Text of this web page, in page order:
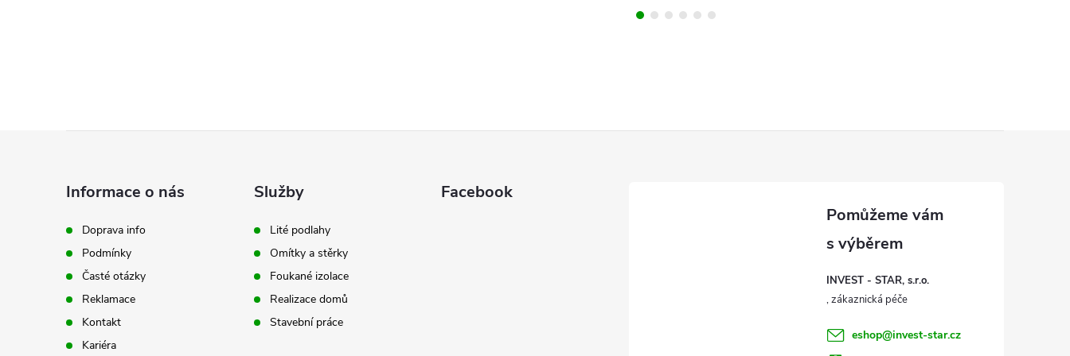
Informace o nás
Doprava info
Podmínky
Časté otázky
Reklamace
Kontakt
Kariéra
Služby
Lité podlahy
Omítky a stěrky
Foukané izolace
Realizace domů
Stavební práce
Facebook
INVEST - STAR, s.r.o.
eshop@invest-star.cz